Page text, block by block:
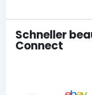
Schneller
Connect